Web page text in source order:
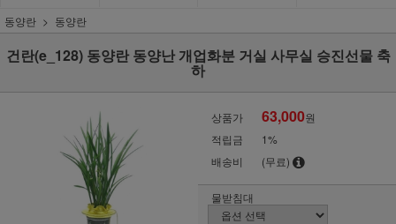
동양란 동양란
건란(e_128) 동양란 동양난 개업화분 거실 사무실 승진선물 축
하
상품가 63,000원
적립금
1%
배송비
(무료)
물받침대